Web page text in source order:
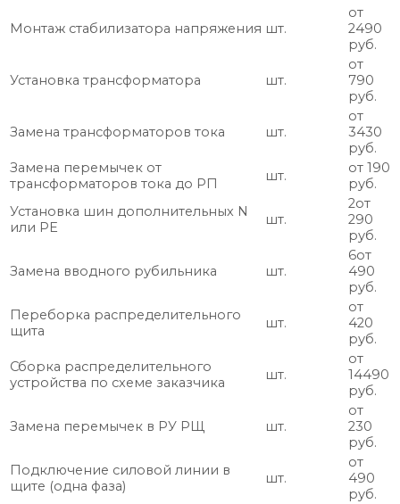
Монтаж стабилизатора напряжения шт.
от
2490
руб.
Установка трансформатора шт.
от
790
руб.
Замена трансформаторов тока шт.
от
3430
руб.
Замена перемычек от
трансформаторов тока до РП
шт.
от 190
руб.
Установка шин дополнительных N
или РЕ
шт.
2от
290
руб.
Замена вводного рубильника шт.
6от
490
руб.
Переборка распределительного
щита
шт.
от
420
руб.
Сборка распределительного
устройства по схеме заказчика
шт.
от
14490
руб.
Замена перемычек в РУ РЩ шт.
от
230
руб.
Подключение силовой линии в
щите (одна фаза)
шт.
от
490
руб.